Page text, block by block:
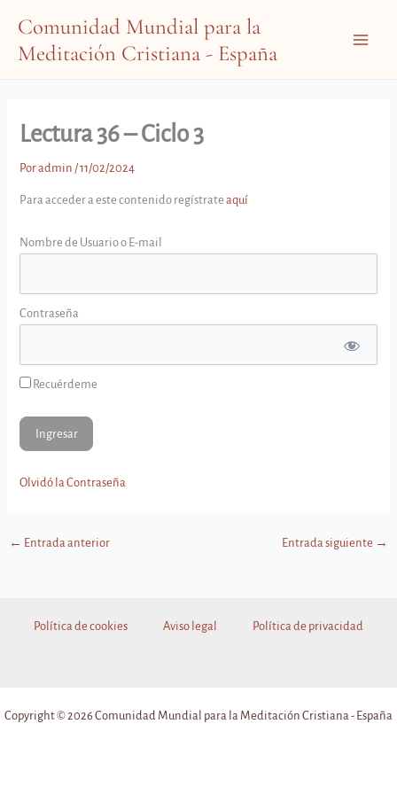
contenido
Comunidad Mundial para la
Meditación Cristiana - España
Lectura 36 – Ciclo 3
Poradmin /11/02/2024
Para acceder a este contenido regístrateaquí
Nombre de Usuario o E-mail
Contraseña
Recuérdeme
Olvidó la Contraseña
← Entrada anterior Entrada siguiente →
Política de cookies Aviso legal Política de privacidad
Copyright © 2026 Comunidad Mundial para la Meditación Cristiana - España